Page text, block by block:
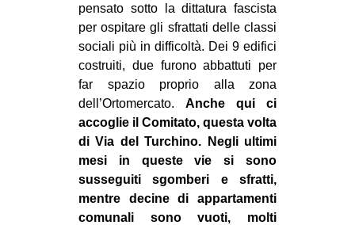
pensato sotto la dittatura fascista
per ospitare gli sfrattati delle classi
sociali più in difficoltà. Dei 9 edifici
costruiti, due furono abbattuti per
far spazio proprio alla zona
dell’Ortomercato. Anche qui ci
accoglie il Comitato, questa volta
di Via del Turchino. Negli ultimi
mesi in queste vie si sono
susseguiti sgomberi e sfratti,
mentre decine di appartamenti
comunali sono vuoti, molti